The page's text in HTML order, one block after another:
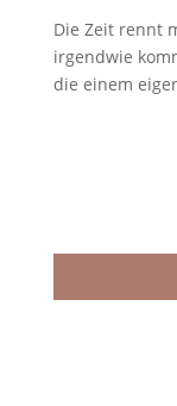
Die Zeit rennt
irgendwie
die einem